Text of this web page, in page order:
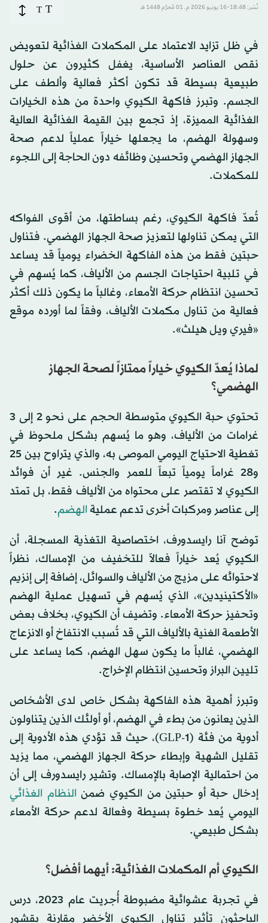
نُشر: 18:48-16 يونيو 2026 م ـ 01 مُحرَّم 1448 هـ T
T
في ظل تزايد الاعتماد على المكملات الغذائية لتعويض
نقص العناصر الأساسية، يغفل كثيرون عن حلول
طبيعية بسيطة قد تكون أكثر فعالية وألطف على
الجسم. وتبرز فاكهة الكيوي واحدة من هذه الخيارات
الغذائية المميزة، إذ تجمع بين القيمة الغذائية العالية
وسهولة الهضم، ما يجعلها خياراً عملياً لدعم صحة
الجهاز الهضمي وتحسين وظائفه دون الحاجة إلى اللجوء
للمكملات.
تُعدّ فاكهة الكيوي، رغم بساطتها، من أقوى الفواكه
التي يمكن تناولها لتعزيز صحة الجهاز الهضمي. فتناول
حبتين فقط من هذه الفاكهة الخضراء يومياً قد يساعد
في تلبية احتياجات الجسم من الألياف، كما يُسهم في
تحسين انتظام حركة الأمعاء، وغالباً ما يكون ذلك أكثر
فعالية من تناول مكملات الألياف، وفقاً لما أورده موقع
«فيري ويل هيلث».
لماذا يُعدّ الكيوي خياراً ممتازاً لصحة الجهاز
الهضمي؟
تحتوي حبة الكيوي متوسطة الحجم على نحو 2 إلى 3
غرامات من الألياف، وهو ما يُسهم بشكل ملحوظ في
تغطية الاحتياج اليومي الموصى به، والذي يتراوح بين 25
و28 غراماً يومياً تبعاً للعمر والجنس. غير أن فوائد
الكيوي لا تقتصر على محتواه من الألياف فقط، بل تمتد
إلى عناصر ومركبات أخرى تدعم عمليةالهضم.
توضح آنا رايسدورف، اختصاصية التغذية المسجلة، أن
الكيوي يُعد خياراً فعالاً للتخفيف من الإمساك، نظراً
لاحتوائه على مزيج من الألياف والسوائل، إضافة إلى إنزيم
«الأكتينيدين»، الذي يُسهم في تسهيل عملية الهضم
وتحفيز حركة الأمعاء. وتضيف أن الكيوي، بخلاف بعض
الأطعمة الغنية بالألياف التي قد تُسبب الانتفاخ أو الانزعاج
الهضمي، غالباً ما يكون سهل الهضم، كما يساعد على
تليين البراز وتحسين انتظام الإخراج.
وتبرز أهمية هذه الفاكهة بشكل خاص لدى الأشخاص
الذين يعانون من بطء في الهضم، أو أولئك الذين يتناولون
أدوية من فئة (GLP-1)، حيث قد تؤدي هذه الأدوية إلى
تقليل الشهية وإبطاء حركة الجهاز الهضمي، مما يزيد
من احتمالية الإصابة بالإمساك. وتشير رايسدورف إلى أن
إدخال حبة أو حبتين من الكيوي ضمنالنظام الغذائي
اليومي يُعد خطوة بسيطة وفعالة لدعم حركة الأمعاء
بشكل طبيعي.
الكيوي أم المكملات الغذائية: أيهما أفضل؟
في تجربة عشوائية مضبوطة أُجريت عام 2023، درس
الباحثون تأثير تناول الكيوي الأخضر مقارنة بقشور